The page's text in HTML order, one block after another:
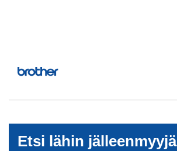
Etsi lähin jälleenmyyjä